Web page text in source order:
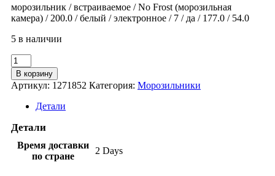
Кухонные вытяжки
Кухонные плиты
Морозильные лари
Техника для уборки
Техника по подготовке и обработке продуктов
Климатическая техника
Аксессуары и расходники для крупной бытовой
морозильник / встраиваемое / No Frost (морозильная
камера) / 200.0 / белый / электронное / 7 / да / 177.0 / 54.0
5 в наличии
Количество
товара
Морозильник
Lex
Freezer
LBI177.4ID
(CHXI000006)
В корзину
Артикул: 1271852 Категория: Морозильники
Детали
Детали
Время доставки
по стране
2 Days